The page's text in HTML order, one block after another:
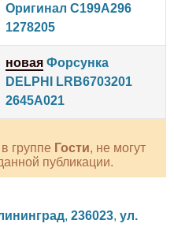
Оригинал C199A296
1278205
новая Форсунка
DELPHI LRB6703201
2645A021
группе Гости, не могут
публикации.
, 236023, ул.